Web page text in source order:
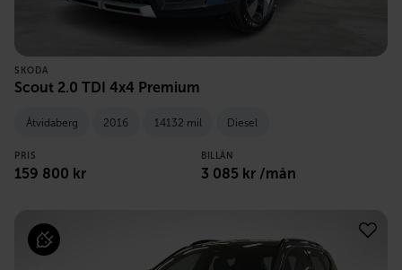
SKODA
Scout 2.0 TDI 4x4 Premium
Åtvidaberg 2016 14132 mil Diesel
PRIS
159 800 kr
BILLÅN
3 085 kr /mån